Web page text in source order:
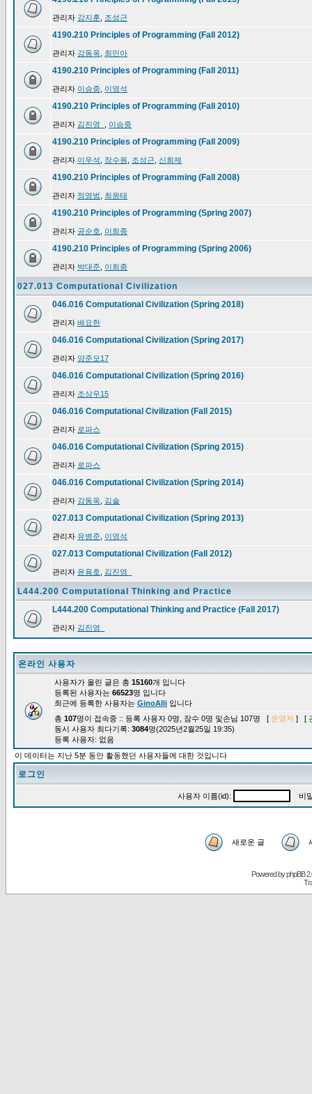
관리자 강지훈 조성근
4190.210 Principles of Programming (Fall 2012)
관리자 강동옥 최민아
4190.210 Principles of Programming (Fall 2011)
관리자 이승중 이영석
4190.210 Principles of Programming (Fall 2010)
관리자 김진영_ 이승중
4190.210 Principles of Programming (Fall 2009)
관리자 이우석 장수원 조성근 신희제
4190.210 Principles of Programming (Fall 2008)
관리자 정영범 최원태
4190.210 Principles of Programming (Spring 2007)
관리자 공순호 이희종
4190.210 Principles of Programming (Spring 2006)
관리자 박대준 이희종
027.013 Computational Civilization
046.016 Computational Civilization (Spring 2018)
관리자 배요한
046.016 Computational Civilization (Spring 2017)
관리자 양준모17
046.016 Computational Civilization (Spring 2016)
관리자 조상우15
046.016 Computational Civilization (Fall 2015)
관리자 로파스
046.016 Computational Civilization (Spring 2015)
관리자 로파스
046.016 Computational Civilization (Spring 2014)
관리자 강동옥 김솔
027.013 Computational Civilization (Spring 2013)
관리자 유병준 이영석
027.013 Computational Civilization (Fall 2012)
관리자 윤용호 김진영_
L444.200 Computational Thinking and Practice
L444.200 Computational Thinking and Practice (Fall 2017)
관리자 김진영_
온라인 사용자
사용자가 올린 글은 총 15160개 입니다
등록된 사용자는 66523명 입니다
최근에 등록한 사용자는 GinoAlli 입니다
총 107명이 접속중 :: 등록 사용자 0명, 잠수 0명 및손님 107명 [ 운영자 ] [
동시 사용자 최다기록: 3084명(2025년2월25일 19:35)
등록 사용자: 없음
이 데이터는 지난 5분 동안 활동했던 사용자들에 대한 것입니다
로그인
사용자 이름(id): 비
새로운 글
Powered byphpBB